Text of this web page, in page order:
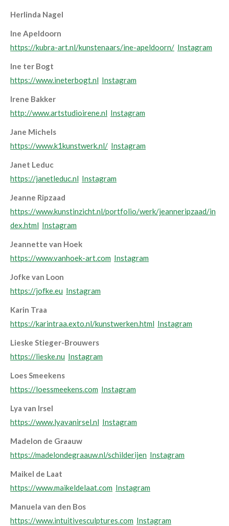
Herlinda Nagel
Ine Apeldoorn
https://kubra-art.nl/kunstenaars/ine-apeldoorn/ Instagram
Ine ter Bogt
https://www.ineterbogt.nl Instagram
Irene Bakker
http://www.artstudioirene.nl Instagram
Jane Michels
https://www.k1kunstwerk.nl/ Instagram
Janet Leduc
https://janetleduc.nl Instagram
Jeanne Ripzaad
https://www.kunstinzicht.nl/portfolio/werk/jeanneripzaad/in
dex.html Instagram
Jeannette van Hoek
https://www.vanhoek-art.com Instagram
Jofke van Loon
https://jofke.eu Instagram
Karin Traa
https://karintraa.exto.nl/kunstwerken.html Instagram
Lieske Stieger-Brouwers
https://lieske.nu Instagram
Loes Smeekens
https://loessmeekens.com Instagram
Lya van Irsel
https://www.lyavanirsel.nl Instagram
Madelon de Graauw
https://madelondegraauw.nl/schilderijen Instagram
Maikel de Laat
https://www.maikeldelaat.com Instagram
Manuela van den Bos
https://www.intuitivesculptures.com Instagram